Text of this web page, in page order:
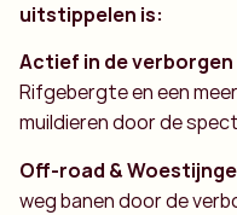
uitstippelen is:
Actief in de verborgen
Rifgebergte en een
muildieren door de
Off-road &
weg banen door de